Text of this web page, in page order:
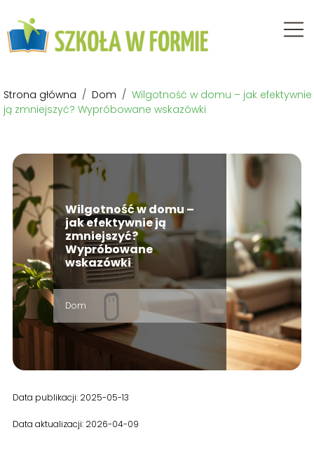
Strona główna / Dom / Wilgotność w domu – jak efektywnie
ją zmniejszyć? Wypróbowane wskazówki
Wilgotność w domu –
jak efektywnie ją
zmniejszyć?
Wypróbowane
wskazówki
Dom
Data publikacji: 2025-05-13
Data aktualizacji: 2026-04-09